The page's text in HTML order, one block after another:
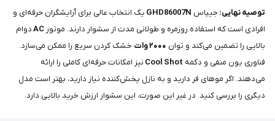
توصیه نهایی: جیپاس GHD86007N یک انتخاب عالی برای آرایشگران حرفه‌ای و
افرادی است که استفاده روزمره و طولانی مدت از سشوار دارند. موتور ACدوام
بالایی را تضمین می‌کند و توان ۲۰۰۰وات خشک کردن سریع را ممکن می‌سازد.
فناوری یون منفی و دکمه
Cool Shot
نیز امکانات حرفه‌ای کاملی را ارائه
می‌دهند. اگر موهای فر دارید و به نازل پخش‌کننده نیاز دارید، بهتر است مدل
دیگری را بررسی کنید. در غیر این صورت، این سشوار ارزش خرید بالایی دارد.